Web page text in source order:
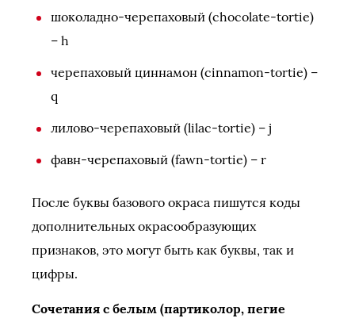
шоколадно-черепаховый (chocolate-tortie)
– h
черепаховый циннамон (cinnamon-tortie) –
q
лилово-черепаховый (lilac-tortie) – j
фавн-черепаховый (fawn-tortie) – r
После буквы базового окраса пишутся коды
дополнительных окрасообразующих
признаков, это могут быть как буквы, так и
цифры.
Сочетания с белым (партиколор, пегие